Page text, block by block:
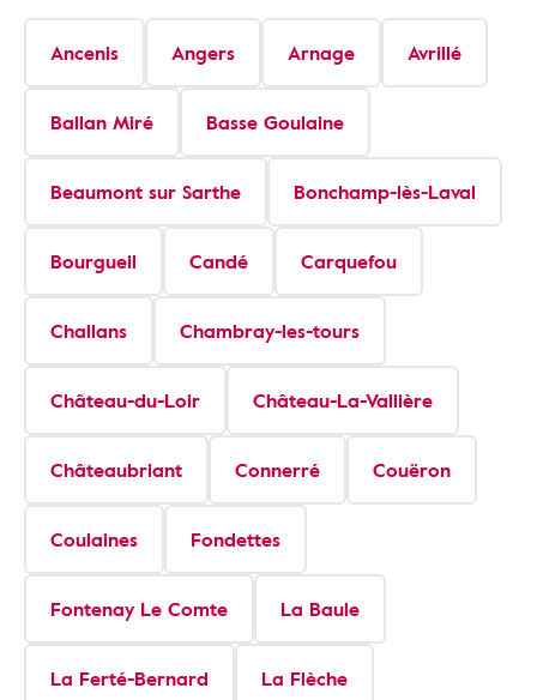
Ancenis Angers Arnage Avrillé
Ballan Miré Basse Goulaine
Beaumont sur Sarthe Bonchamp-lès-Laval
Bourgueil Candé Carquefou
Challans Chambray-les-tours
Château-du-Loir Château-La-Vallière
Châteaubriant Connerré Couëron
Coulaines Fondettes
Fontenay Le Comte La Baule
La Ferté-Bernard La Flèche